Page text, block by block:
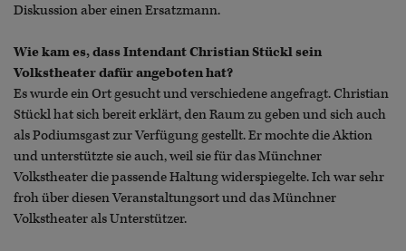
Diskussion aber einen Ersatzmann.
Wie kam es, dass Intendant Christian Stückl sein
Volkstheater dafür angeboten hat?
Es wurde ein Ort gesucht und verschiedene angefragt. Christian
Stückl hat sich bereit erklärt, den Raum zu geben und sich auch
als Podiumsgast zur Verfügung gestellt. Er mochte die Aktion
und unterstützte sie auch, weil sie für das Münchner
Volkstheater die passende Haltung widerspiegelte. Ich war sehr
froh über diesen Veranstaltungsort und das Münchner
Volkstheater als Unterstützer.